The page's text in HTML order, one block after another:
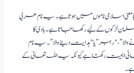
اسلامی ناموں میں ہوتا ہے۔ یہ نام عربی
لڑکوں کے لیے رکھا جاتا ہے۔ ہادی کا
"رہبر” یا "ہدایت دینے والا”۔ یہ نام
اہمیت رکھتا ہے کیونکہ یہ اللہ تعالیٰ کے